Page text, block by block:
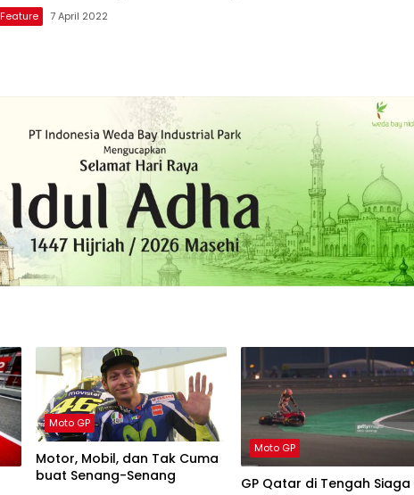
Feature 7 April 2022
Moto GP
Motor, Mobil, dan Tak Cuma
buat Senang-Senang
Moto GP
GP Qatar di Tengah Siaga